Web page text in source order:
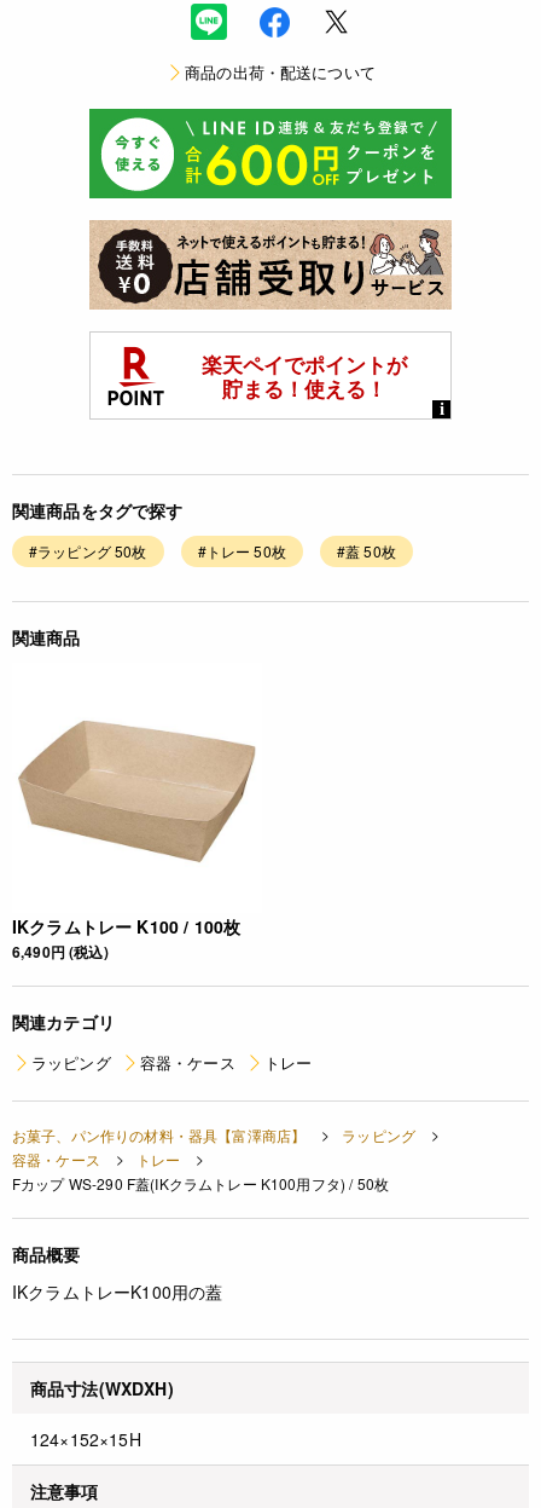
商品の出荷・配送について
関連商品をタグで探す
#ラッピング 50枚 #トレー 50枚 #蓋 50枚
関連商品
IKクラムトレー K100 / 100枚
6,490円 (税込)
関連カテゴリ
ラッピング 容器・ケース トレー
お菓子、パン作りの材料・器具【富澤商店】
ラッピング
容器・ケース
トレー
Fカップ WS-290 F蓋(IKクラムトレー K100用フタ) / 50枚
商品概要
IKクラムトレーK100用の蓋
商品寸法(WXDXH)
124×152×15H
注意事項